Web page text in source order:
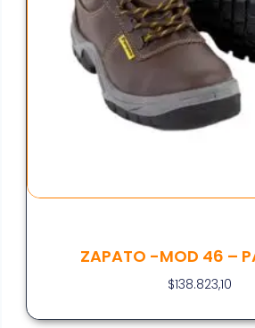
ZAPATO -MOD 46 –
$138.823,10